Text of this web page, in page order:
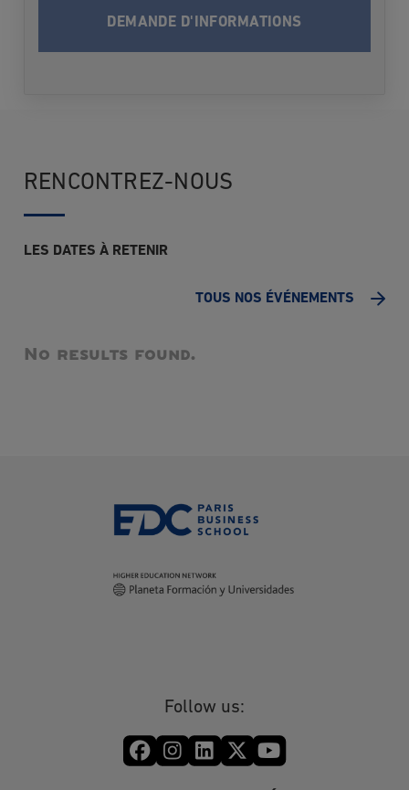
informe qu’elle traitera vos données à
caractère personnel en vue de vous contacter
Conformément à la loi Informatique et Libertés
données à caractère personnel, vous disposez
d’accès, droit de rectification, droit à
l’effacement (droit à l’oubli), droit d’opposition,
directives relatives à la conservation, à
Planeta Formation France, 74/80 rue Roque de
Fillol, 92800 Puteaux ou à l’adresse
rgpd@planetaformation.fr
RENCONTREZ-NOUS
LES DATES À RETENIR
No results found.
TOUS NOS ÉVÉNEMENTS
Follow us: